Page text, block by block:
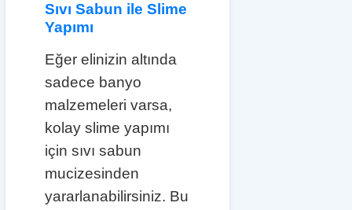
Sıvı Sabun ile Slime
Yapımı
Eğer elinizin altında
sadece banyo
malzemeleri varsa,
kolay slime yapımı
için sıvı sabun
mucizesinden
yararlanabilirsiniz. Bu